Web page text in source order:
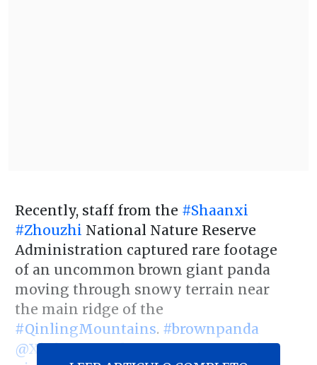
Recently, staff from the #Shaanxi
#Zhouzhi National Nature Reserve
Administration captured rare footage
of an uncommon brown giant panda
moving through snowy terrain near
the main ridge of the
#QinlingMountains. #brownpanda
@XinhuaTravel @SpoxCHN_MaoNing